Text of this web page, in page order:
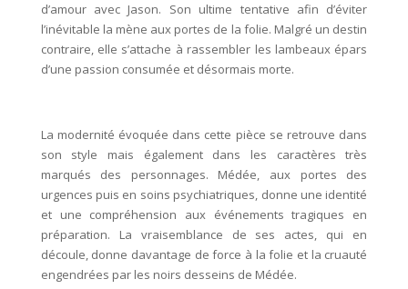
d’amour avec Jason. Son ultime tentative afin d’éviter
l’inévitable la mène aux portes de la folie. Malgré un destin
contraire, elle s’attache à rassembler les lambeaux épars
d’une passion consumée et désormais morte.
La modernité évoquée dans cette pièce se retrouve dans
son style mais également dans les caractères très
marqués des personnages. Médée, aux portes des
urgences puis en soins psychiatriques, donne une identité
et une compréhension aux événements tragiques en
préparation. La vraisemblance de ses actes, qui en
découle, donne davantage de force à la folie et la cruauté
engendrées par les noirs desseins de Médée.